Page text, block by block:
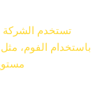
تستخدم الشركة
باستخدام الفوم،